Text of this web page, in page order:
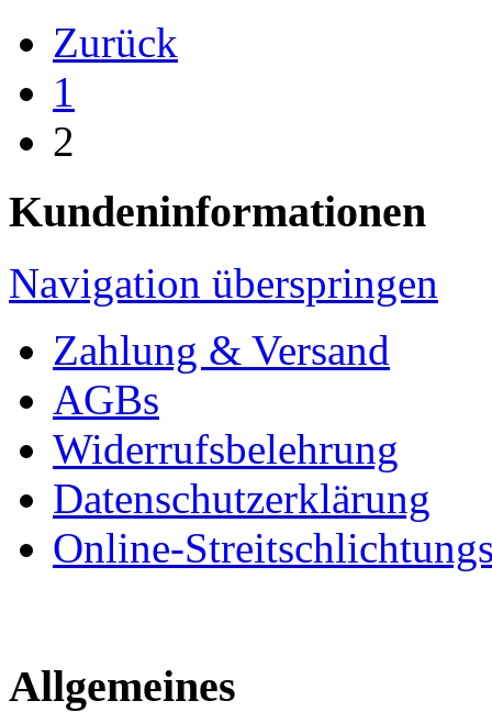
Zurück
1
2
Kundeninformationen
Navigation überspringen
Zahlung & Versand
AGBs
Widerrufsbelehrung
Datenschutzerklärung
Online-
Allgemeines